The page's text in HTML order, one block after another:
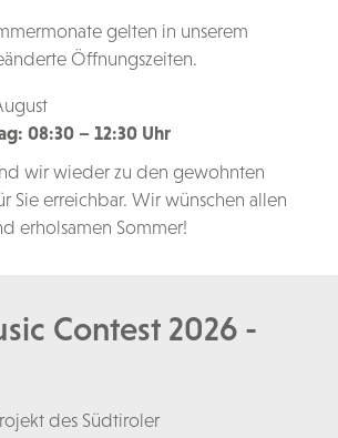
gelten in unserem
Öffnungszeiten.
08:30 – 12:30 Uhr
wir wieder zu den gewohnten
Sie erreichbar. Wir wünschen allen
erholsamen Sommer!
Contest 2026 -
des Südtiroler